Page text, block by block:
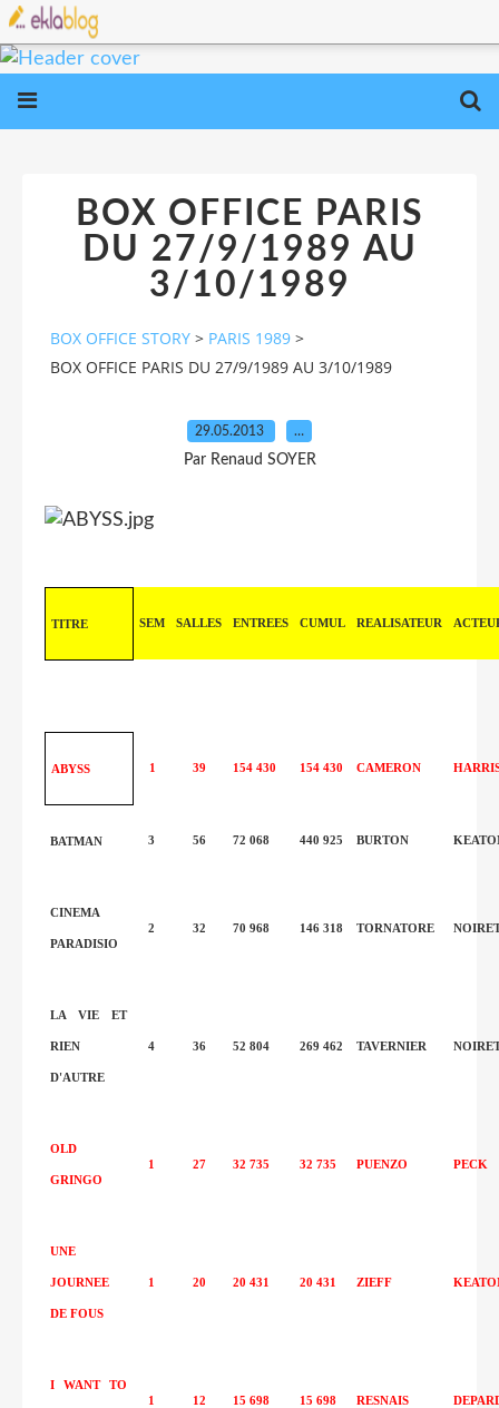
BOX OFFICE PARIS
DU 27/9/1989 AU
3/10/1989
BOX OFFICE STORY > PARIS 1989 >
BOX OFFICE PARIS DU 27/9/1989 AU 3/10/1989
29.05.2013 …
Par Renaud SOYER
TITRE SEM SALLES ENTREES CUMUL REALISATEUR
ABYSS 1 39 154 430 154 430 CAMERON
BATMAN 3 56 72 068 440 925 BURTON
CINEMA
PARADISIO
2 32 70 968 146 318 TORNATORE
LA VIE ET
RIEN
D'AUTRE
4 36 52 804 269 462 TAVERNIER
OLD
GRINGO
1 27 32 735 32 735 PUENZO PECK
UNE
JOURNEE
DE FOUS
1 20 20 431 20 431 ZIEFF
I WANT TO
1 12 15 698 15 698 RESNAIS